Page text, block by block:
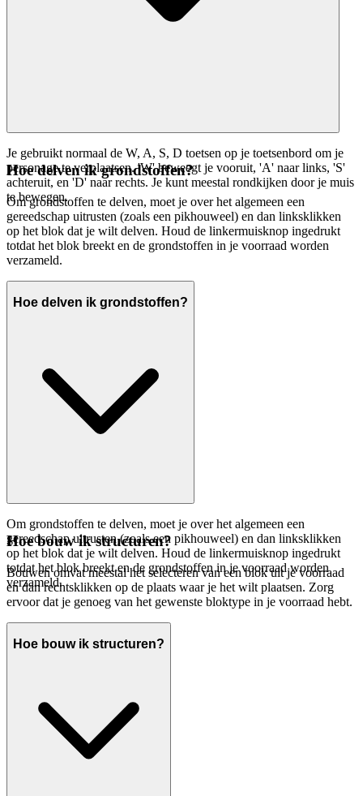
Je gebruikt normaal de W, A, S, D toetsen op je toetsenbord om je
personage te verplaatsen. 'W' beweegt je vooruit, 'A' naar links, 'S'
achteruit, en 'D' naar rechts. Je kunt meestal rondkijken door je muis
te bewegen.
Hoe delven ik grondstoffen?
Om grondstoffen te delven, moet je over het algemeen een
gereedschap uitrusten (zoals een pikhouweel) en dan linksklikken
op het blok dat je wilt delven. Houd de linkermuisknop ingedrukt
totdat het blok breekt en de grondstoffen in je voorraad worden
verzameld.
Hoe delven ik grondstoffen?
Om grondstoffen te delven, moet je over het algemeen een
gereedschap uitrusten (zoals een pikhouweel) en dan linksklikken
op het blok dat je wilt delven. Houd de linkermuisknop ingedrukt
totdat het blok breekt en de grondstoffen in je voorraad worden
verzameld.
Hoe bouw ik structuren?
Bouwen omvat meestal het selecteren van een blok uit je voorraad
en dan rechtsklikken op de plaats waar je het wilt plaatsen. Zorg
ervoor dat je genoeg van het gewenste bloktype in je voorraad hebt.
Hoe bouw ik structuren?